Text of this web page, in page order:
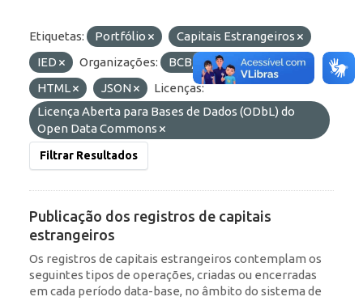
Etiquetas: Portfólio
Capitais Estrangeiros
IED
Organizações: BCB/Dstat
Formatos:
HTML
JSON
Licenças:
Licença Aberta para Bases de Dados (ODbL) do
Open Data Commons
Filtrar Resultados
Publicação dos registros de capitais
estrangeiros
Os registros de capitais estrangeiros contemplam os
seguintes tipos de operações, criadas ou encerradas
em cada período data-base, no âmbito do sistema de